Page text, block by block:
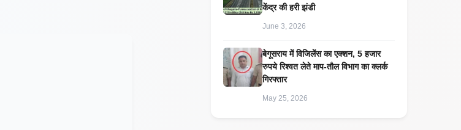
केंद्र की हरी झंडी
June 3, 2026
बेगूसराय में विजिलेंस का एक्शन, 5 हजार
रुपये रिश्वत लेते माप-तौल विभाग का क्लर्क
गिरफ्तार
May 25, 2026